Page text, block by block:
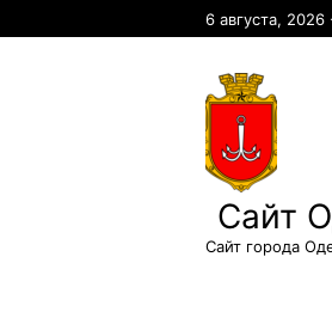
6 августа,
Сайт
Сайт города